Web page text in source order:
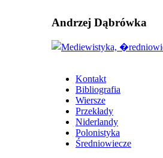
Andrzej Dąbrówka
Kontakt
Bibliografia
Wiersze
Przekłady
Niderlandy
Polonistyka
Średniowiecze